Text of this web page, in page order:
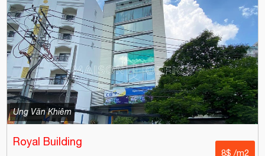
Ung Văn Khiêm
Royal Building
8$ /m2